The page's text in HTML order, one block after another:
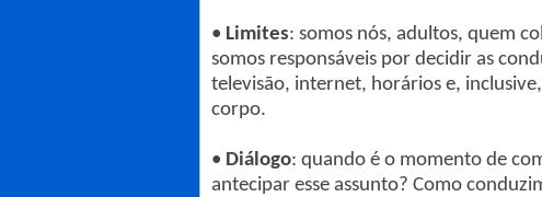
• Limites: somos nós, adultos, quem
somos responsáveis por decidir as
televisão, internet, horários e,
corpo.
• Diálogo: quando é o momento de
antecipar esse assunto? Como